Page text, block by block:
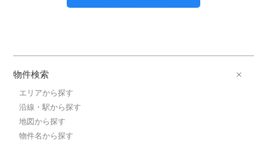
物件検索
エリアから探す
沿線・駅から探す
地図から探す
物件名から探す